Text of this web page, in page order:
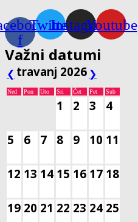
f
TwitterInstagramYoutube
Važni datumi
❮ travanj 2026 ❯
Ned Pon Uto Sri Čet Pet Sub
1 2 3 4
5 6 7 8 9 10 11
12 13 14 15 16 17 18
19 20 21 22 23 24 25